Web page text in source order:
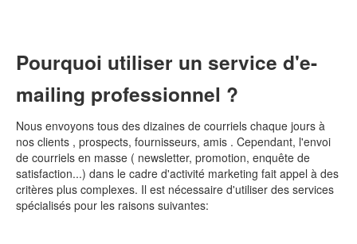
Pourquoi utiliser un service d'e-
mailing professionnel ?
Nous envoyons tous des dizaines de courriels chaque jours à
nos clients , prospects, fournisseurs, amis . Cependant, l'envoi
de courriels en masse ( newsletter, promotion, enquête de
satisfaction...) dans le cadre d'activité marketing fait appel à des
critères plus complexes. Il est nécessaire d'utiliser des services
spécialisés pour les raisons suivantes: